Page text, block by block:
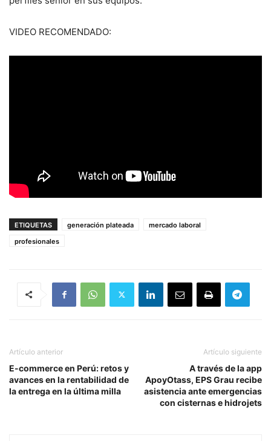
VIDEO RECOMENDADO:
ETIQUETAS generación plateada
mercado laboral
profesionales
Artículo anterior
E-commerce en Perú: retos y
avances en la rentabilidad de
la entrega en la última milla
Artículo siguiente
A través de la app
ApoyOtass, EPS Grau recibe
asistencia ante emergencias
con cisternas e hidrojets